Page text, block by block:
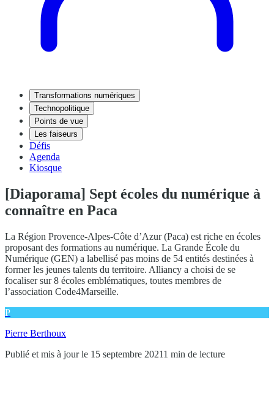
Transformations numériques
Technopolitique
Points de vue
Les faiseurs
Défis
Agenda
Kiosque
[Diaporama] Sept écoles du numérique à
connaître en Paca
La Région Provence-Alpes-Côte d’Azur (Paca) est riche en écoles
proposant des formations au numérique. La Grande École du
Numérique (GEN) a labellisé pas moins de 54 entités destinées à
former les jeunes talents du territoire. Alliancy a choisi de se
focaliser sur 8 écoles emblématiques, toutes membres de
l’association Code4Marseille.
P
Pierre Berthoux
Publié et mis à jour le 15 septembre 20211 min de lecture